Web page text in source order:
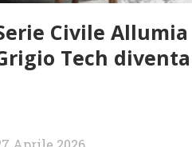
Civile Allumia
Tech